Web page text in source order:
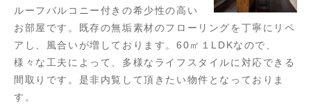
ルーフバルコニー付きの希少性の高い
お部屋です。既存の無垢素材のフローリングを丁寧にリペ
アし、風合いが増しております。60㎡１LDKなので、
様々な工夫によって、多様なライフスタイルに対応できる
間取りです。是非内覧して頂きたい物件となっておりま
す。